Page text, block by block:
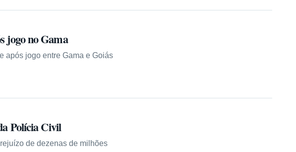
jogo no Gama
após jogo entre Gama e Goiás
Polícia Civil
de dezenas de milhões